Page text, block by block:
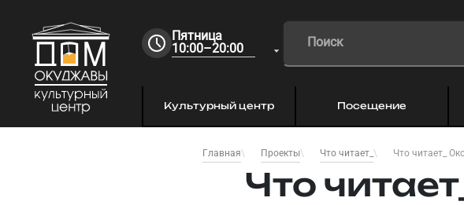
Пятница
10:00–20:00
Культурный центр Посещение
Главная Проекты Что читает_ Что читает_
Что